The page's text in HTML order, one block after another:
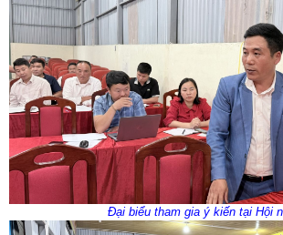
Đại biểu tham gia ý kiến tại Hội